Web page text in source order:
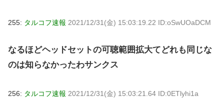
255: タルコフ速報 2021/12/31(金) 15:03:19.22 ID:oSwUOaDCM
なるほどヘッドセットの可聴範囲拡大てどれも同じな
のは知らなかったわサンクス
256: タルコフ速報 2021/12/31(金) 15:03:21.64 ID:0ETlyhi1a